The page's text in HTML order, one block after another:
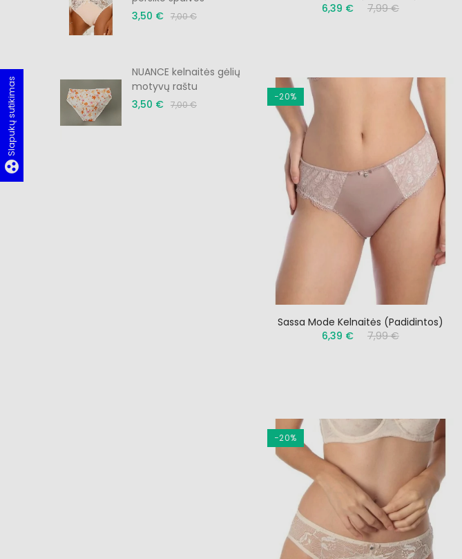
6,39 €
7,99 €
−20%
Sassa Mode Kelnaitės (padidintos)
6,39 €
7,99 €
−20%
3,50 € 7,00 €
NUANCE kelnaitės gėlių
motyvų raštu
3,50 € 7,00 €
4,80 €
8,00 €
group_work
Slapukų sutikimas